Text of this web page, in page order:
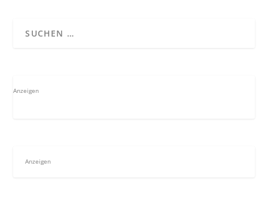
Anzeigen
Anzeigen